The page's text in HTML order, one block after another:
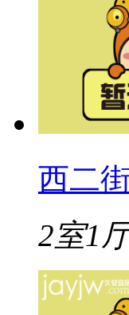
西二
2室1